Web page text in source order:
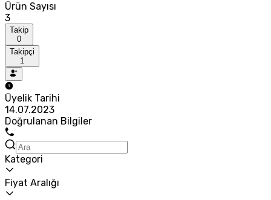
Ürün Sayısı
3
Takip
0
Takipçi
1
Üyelik Tarihi
14.07.2023
Doğrulanan Bilgiler
Kategori
Fiyat Aralığı